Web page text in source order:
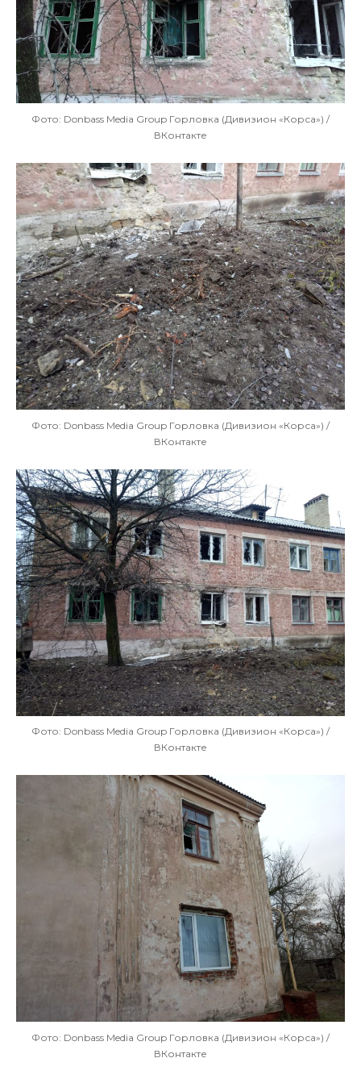
Фото: Donbass Media Group Горловка (Дивизион «Корса») /
ВКонтакте
Фото: Donbass Media Group Горловка (Дивизион «Корса») /
ВКонтакте
Фото: Donbass Media Group Горловка (Дивизион «Корса») /
ВКонтакте
Фото: Donbass Media Group Горловка (Дивизион «Корса») /
ВКонтакте